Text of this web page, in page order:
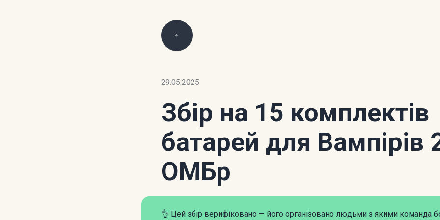
29.05.2025
Збір на 15 комплектів
батарей для Вампірів
ОМБр
👌 Цей збір верифіковано — його організовано людьми з якими команда